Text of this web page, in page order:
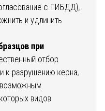
с ГИБДД),
и удлинить
при
отбор
к разрушению керна,
видов